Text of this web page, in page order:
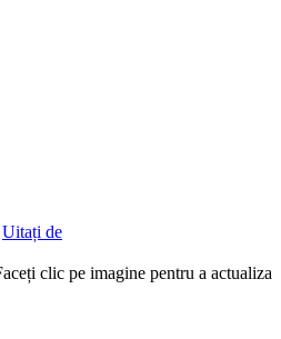
Uitați de
clic pe imagine pentru a actualiza